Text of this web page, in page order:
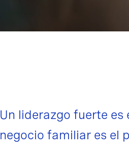
Un liderazgo fuerte
negocio familiar es el